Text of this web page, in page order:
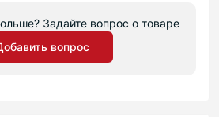
Задайте вопрос о товаре
вопрос